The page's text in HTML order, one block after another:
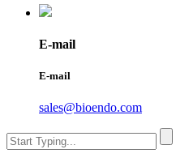
E-mail
E-mail
sales@bioendo.com